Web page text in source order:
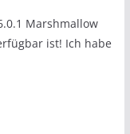
Marshmallow
ist! Ich habe